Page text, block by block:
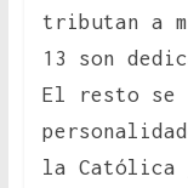
tributan a
13 son
El resto se
la Católica